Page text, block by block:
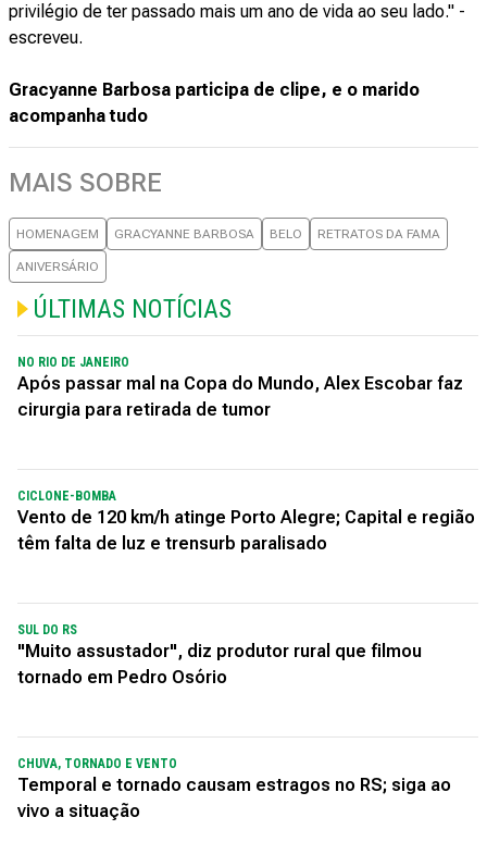
privilégio de ter passado mais um ano de vida ao seu lado." -
escreveu.
Gracyanne Barbosa participa de clipe, e o marido
acompanha tudo
MAIS SOBRE
HOMENAGEM GRACYANNE BARBOSA BELO RETRATOS DA FAMA
ANIVERSÁRIO
ÚLTIMAS NOTÍCIAS
NO RIO DE JANEIRO
Após passar mal na Copa do Mundo, Alex Escobar faz
cirurgia para retirada de tumor
CICLONE-BOMBA
Vento de 120 km/h atinge Porto Alegre; Capital e região
têm falta de luz e trensurb paralisado
SUL DO RS
"Muito assustador", diz produtor rural que filmou
tornado em Pedro Osório
CHUVA, TORNADO E VENTO
Temporal e tornado causam estragos no RS; siga ao
vivo a situação